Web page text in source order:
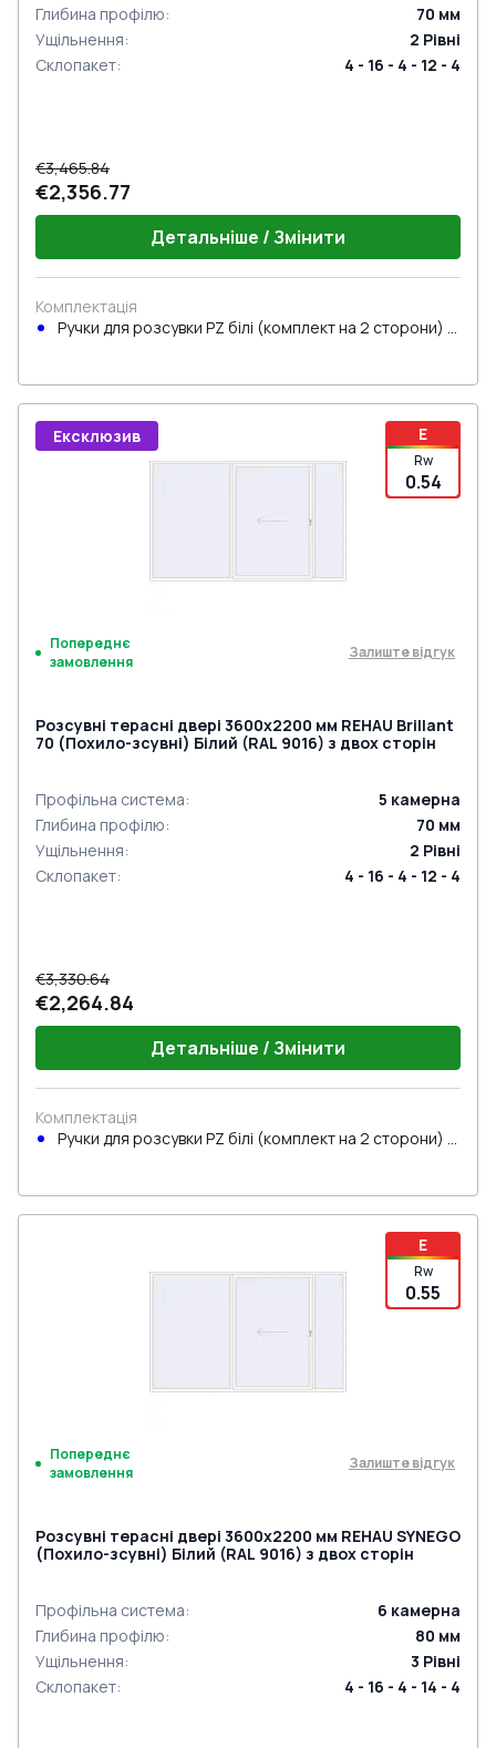
Глибина профілю: 70 мм
Ущільнення: 2 Рівні
Склопакет: 4 - 16 - 4 - 12 - 4
€3,465.84
€2,356.77
Детальніше / Змінити
Комплектація
Ручки для розсувки PZ білі (комплект на 2 сторони) з
E
Rw
0.54
Ексклюзив
Попереднє
замовлення
Залиште відгук
Розсувні терасні двері 3600x2200 мм REHAU Brillant
70 (Похило-зсувні) Білий (RAL 9016) з двох сторін
Профільна система: 5 камерна
Глибина профілю: 70 мм
Ущільнення: 2 Рівні
Склопакет: 4 - 16 - 4 - 12 - 4
€3,330.64
€2,264.84
Детальніше / Змінити
Комплектація
Ручки для розсувки PZ білі (комплект на 2 сторони) з
E
Rw
0.55
Попереднє
замовлення
Залиште відгук
Розсувні терасні двері 3600x2200 мм REHAU SYNEGO
(Похило-зсувні) Білий (RAL 9016) з двох сторін
Профільна система: 6 камерна
Глибина профілю: 80 мм
Ущільнення: 3 Рівні
Склопакет: 4 - 16 - 4 - 14 - 4